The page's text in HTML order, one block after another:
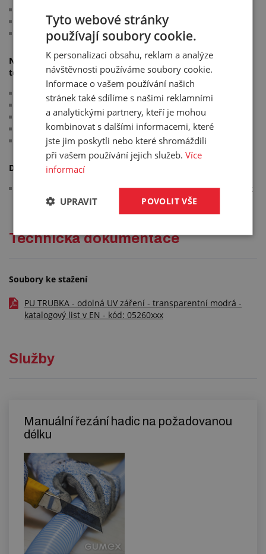
barva: transparentní modrá
pracovní teplota: -40 °C/+60 °C
Níže uvedené hodnoty uvádí závislost pracovního tlaku na
teplotě:
20 °C - 100 % pracovního tlaku
30 °C - 83 % pracovního tlaku
40 °C - 72 % pracovního tlaku
50 °C - 64 % pracovního tlaku
60 °C - 47 % pracovního tlaku
Další informace:
na objednávku dodáváme i další barevné provedení trubek
Technická dokumentace
Soubory ke stažení
PU TRUBKA - odolná UV záření - transparentní modrá -
katalogový list v EN - kód: 05260xxx
Služby
Manuální řezání hadic na požadovanou
délku
Tyto webové stránky
používají soubory cookie.
K personalizaci obsahu, reklam a analýze
návštěvnosti používáme soubory cookie.
Informace o vašem používání našich
stránek také sdílíme s našimi reklamními
a analytickými partnery, kteří je mohou
kombinovat s dalšími informacemi, které
jste jim poskytli nebo které shromáždili
při vašem používání jejich služeb.Více
informací
POVOLIT VŠE
UPRAVIT